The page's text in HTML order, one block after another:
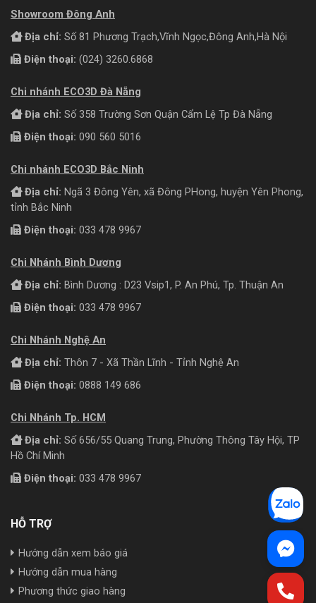
Showroom Đông Anh
Địa chỉ: Số 81 Phương Trạch,Vĩnh Ngọc,Đông Anh,Hà Nội
Điện thoại: (024) 3260.6868
Chi nhánh ECO3D Đà Nẵng
Địa chỉ: Số 358 Trường Sơn Quận Cẩm Lệ Tp Đà Nẵng
Điện thoại: 090 560 5016
Chi nhánh ECO3D Bắc Ninh
Địa chỉ: Ngã 3 Đông Yên, xã Đông PHong, huyện Yên Phong,
tỉnh Bắc Ninh
Điện thoại: 033 478 9967
Chi Nhánh Bình Dương
Địa chỉ: Bình Dương : D23 Vsip1, P. An Phú, Tp. Thuận An
Điện thoại: 033 478 9967
Chi Nhánh Nghệ An
Địa chỉ: Thôn 7 - Xã Thần Lĩnh - Tỉnh Nghệ An
Điện thoại: 0888 149 686
Chi Nhánh Tp. HCM
Địa chỉ: Số 656/55 Quang Trung, Phường Thông Tây Hội, TP
Hồ Chí Minh
Điện thoại: 033 478 9967
HỖ TRỢ
Hướng dẫn xem báo giá
Hướng dẫn mua hàng
Phương thức giao hàng